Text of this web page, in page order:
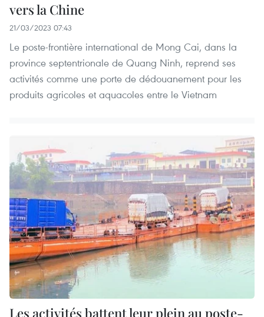
vers la Chine
21/03/2023 07:43
Le poste-frontière international de Mong Cai, dans la
province septentrionale de Quang Ninh, reprend ses
activités comme une porte de dédouanement pour les
produits agricoles et aquacoles entre le Vietnam
Les activités battent leur plein au poste-